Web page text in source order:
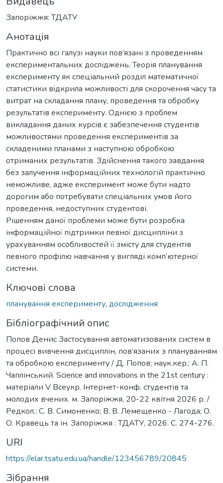
Запоріжжя: ТДАТУ
Анотація
Практично всі галузі науки пов’язані з проведенням
експериментальних досліджень. Теорія планування
експерименту як спеціальний розділ математичної
статистики відкрила можливості для скорочення часу та
витрат на складання плану, проведення та обробку
результатів експерименту. Однією з проблем
викладання даних курсів є забезпечення студентів
можливостями проведення експериментів за
складеними планами з наступною обробкою
отриманих результатів. Здійснення такого завдання
без залучення інформаційних технологій практично
неможливе, адже експеримент може бути надто
дорогим або потребувати спеціальних умов його
проведення, недоступних студентові.
Рішенням даної проблеми може бути розробка
інформаційної підтримки певної дисципліни з
урахуванням особливостей її змісту для студентів
певного профілю навчання у вигляді комп‘ютерної
системи.
Ключові слова
планування експерименту, дослідження
Бібліографічний опис
Попов Денис Застосування автоматизованих систем в
процесі вивчення дисциплін, пов’язаних з плануванням
та обробкою експерименту / Д. Попов; наук.кер.: А. П.
Чаплінський. Science and innovations in the 21st century :
матеріали V Всеукр. Інтернет-конф. студентів та
молодих вчених. м. Запоріжжя, 20-22 квітня 2026 р. /
Редкол.: С. В. Симоненко; В. В. Лемещенко - Лагода; О.
О. Кравець та ін. Запоріжжя : ТДАТУ, 2026. C. 274-276.
URI
https://elar.tsatu.edu.ua/handle/123456789/20845
Зібрання